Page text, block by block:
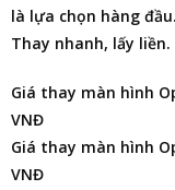
là lựa chọn hàng
Thay nhanh, lấy liền.
Giá thay màn hình
VNĐ
Giá thay màn hình
VNĐ